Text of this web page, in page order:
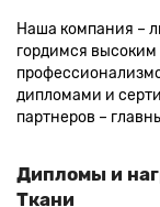
Наша компания –
гордимся
дипломами и
партнеров –
Дипломы и
Ткани